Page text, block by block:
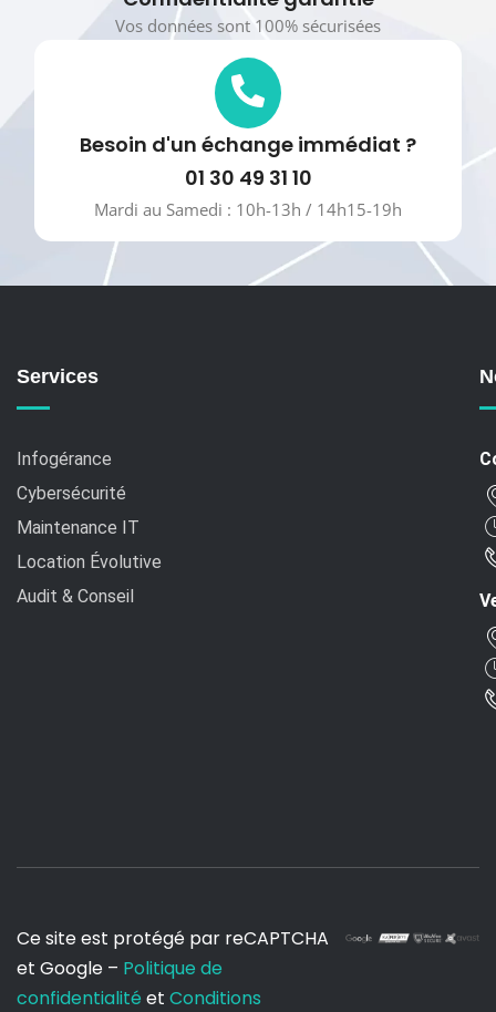
Vos données sont 100% sécurisées
Besoin d'un échange immédiat ?
01 30 49 31 10
Mardi au Samedi : 10h-13h / 14h15-19h
Services
Infogérance
Cybersécurité
Maintenance IT
Location Évolutive
Audit & Conseil
Ce site est protégé par reCAPTCHA
et Google – Politique de
confidentialité et Conditions